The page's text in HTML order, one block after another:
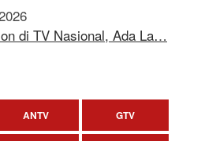
di TV Nasional, Ada La…
ANTV GTV